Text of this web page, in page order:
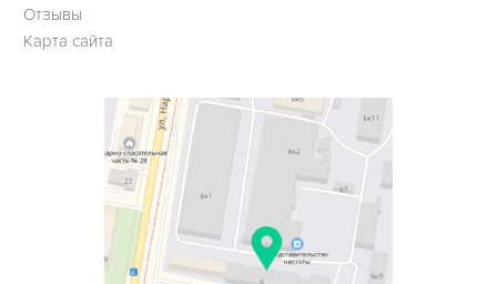
Отзывы
Карта сайта